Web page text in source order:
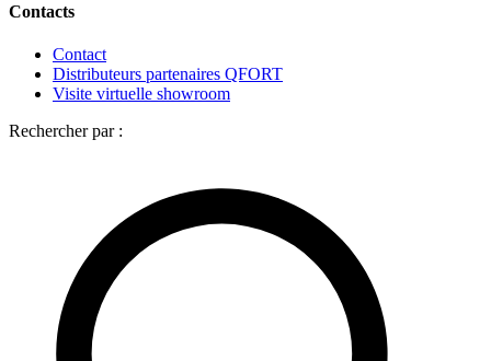
Contacts
Contact
Distributeurs partenaires QFORT
Visite virtuelle showroom
Rechercher par :